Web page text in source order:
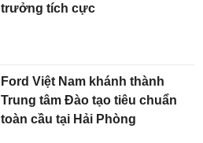
trưởng tích cực
Ford Việt Nam khánh thành
Trung tâm Đào tạo tiêu chuẩn
toàn cầu tại Hải Phòng